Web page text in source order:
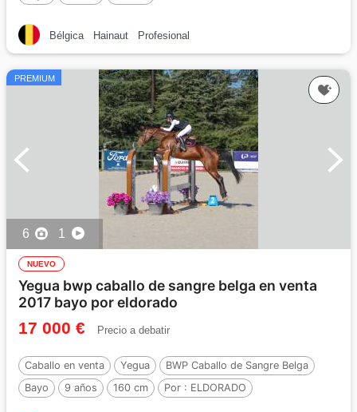
Bélgica Hainaut Profesional
PREMIUM
6 1
NUEVO
Yegua bwp caballo de sangre belga en venta
2017 bayo por eldorado
17 000 € Precio a debatir
Caballo en venta Yegua
BWP Caballo de Sangre Belga
Bayo
9 años 160 cm Por : ELDORADO